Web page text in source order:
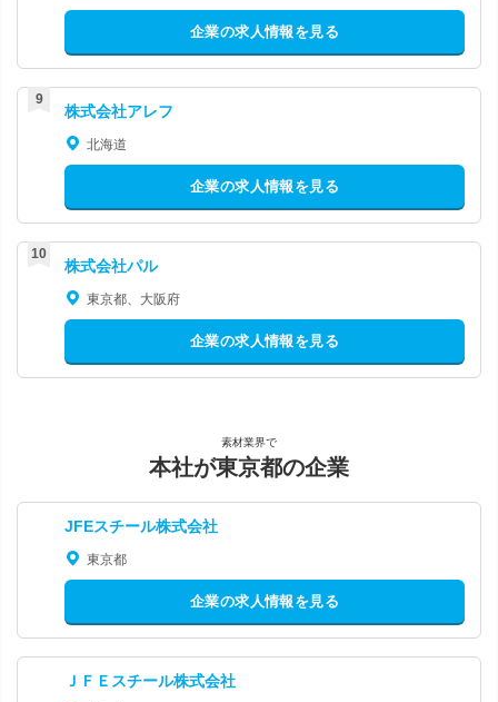
企業の求人情報を見る
株式会社アレフ
北海道
企業の求人情報を見る
株式会社パル
東京都、大阪府
企業の求人情報を見る
素材業界で
本社が東京都の企業
JFEスチール株式会社
東京都
企業の求人情報を見る
ＪＦＥスチール株式会社